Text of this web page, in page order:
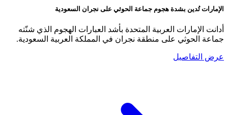
الإمارات تُدين بشدة هجوم جماعة الحوثي على نجران السعودية
أدانت الإمارات العربية المتحدة بأشد العبارات الهجوم الذي شنّته
جماعة الحوثي على منطقة نجران في المملكة العربية السعودية.
عرض التفاصيل